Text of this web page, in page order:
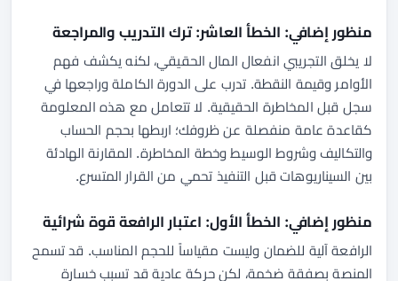
منظور إضافي: الخطأ العاشر: ترك التدريب والمراجعة
لا يخلق التجريبي انفعال المال الحقيقي، لكنه يكشف فهم
الأوامر وقيمة النقطة. تدرب على الدورة الكاملة وراجعها في
سجل قبل المخاطرة الحقيقية. لا تتعامل مع هذه المعلومة
كقاعدة عامة منفصلة عن ظروفك؛ اربطها بحجم الحساب
والتكاليف وشروط الوسيط وخطة المخاطرة. المقارنة الهادئة
بين السيناريوهات قبل التنفيذ تحمي من القرار المتسرع.
منظور إضافي: الخطأ الأول: اعتبار الرافعة قوة شرائية
الرافعة آلية للضمان وليست مقياساً للحجم المناسب. قد تسمح
المنصة بصفقة ضخمة، لكن حركة عادية قد تسبب خسارة